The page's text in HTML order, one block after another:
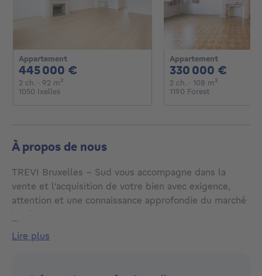
Appartement
445 000 €
2 ch. 2 chambres
· 92 m²
1050 Ixelles
Appartement
330 000 €
2 ch. 2 chambres
· 108 m²
1190 Forest
À propos de nous
TREVI Bruxelles - Sud vous accompagne dans la
vente et l’acquisition de votre bien avec exigence,
attention et une connaissance approfondie du marché
local.
Chaque bien porte une histoire et une valeur qui lui
...
lire plus